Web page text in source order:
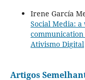
Irene García
Social Media:
communication
Ativismo Digital
Artigos